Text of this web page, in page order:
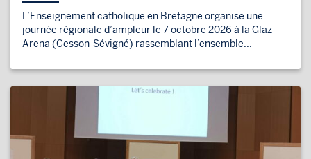
L’Enseignement catholique en Bretagne organise une
journée régionale d’ampleur le 7 octobre 2026 à la Glaz
Arena (Cesson-Sévigné) rassemblant l’ensemble...